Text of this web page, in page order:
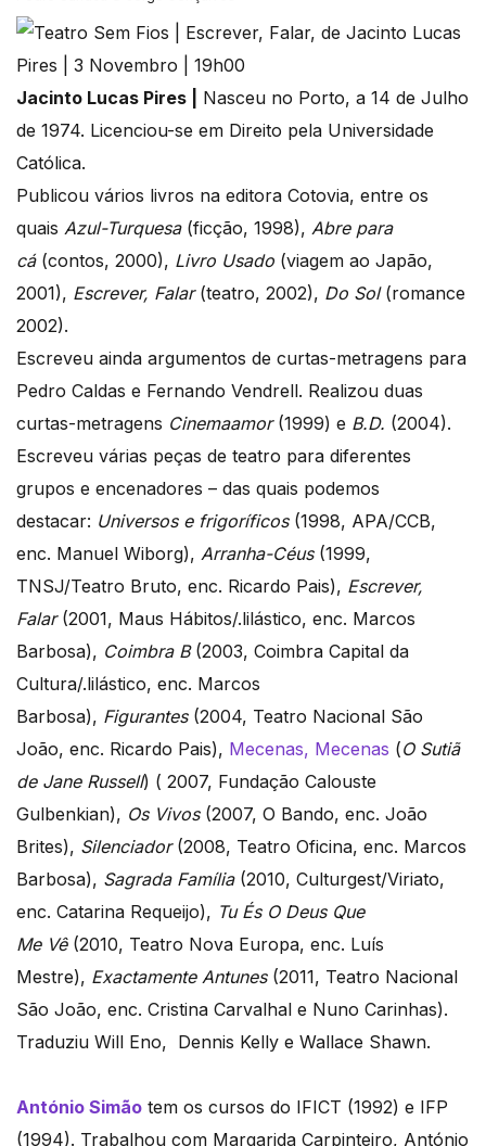
Jacinto Lucas Pires |
Nasceu no Porto, a 14 de Julho
de 1974. Licenciou-se em Direito pela Universidade
Católica.
Publicou vários livros na editora Cotovia, entre os
quais Azul-Turquesa(ficção, 1998), Abre para
cá(contos, 2000), Livro Usado (viagem ao Japão,
2001), Escrever, Falar(teatro, 2002), Do Sol(romance
2002).
Escreveu ainda argumentos de curtas-metragens para
Pedro Caldas e Fernando Vendrell. Realizou duas
curtas-metragens Cinemaamor(1999) e B.D. (2004).
Escreveu várias peças de teatro para diferentes
grupos e encenadores – das quais podemos
destacar: Universos e frigoríficos(1998, APA/CCB,
enc. Manuel Wiborg), Arranha-Céus(1999,
TNSJ/Teatro Bruto, enc. Ricardo Pais), Escrever,
Falar(2001, Maus Hábitos/.lilástico, enc. Marcos
Barbosa), Coimbra B(2003, Coimbra Capital da
Cultura/.lilástico, enc. Marcos
Barbosa), Figurantes(2004, Teatro Nacional São
João, enc. Ricardo Pais), Mecenas, Mecenas (O Sutiã
de Jane Russell) ( 2007, Fundação Calouste
Gulbenkian), Os Vivos(2007, O Bando, enc. João
Brites), Silenciador(2008, Teatro Oficina, enc. Marcos
Barbosa), Sagrada Família(2010, Culturgest/Viriato,
enc. Catarina Requeijo), Tu És O Deus Que
Me Vê (2010, Teatro Nova Europa, enc. Luís
Mestre), Exactamente Antunes(2011, Teatro Nacional
São João, enc. Cristina Carvalhal e Nuno Carinhas).
Traduziu Will Eno, Dennis Kelly e Wallace Shawn.
António Simão tem os cursos do IFICT (1992) e IFP
(1994). Trabalhou com Margarida Carpinteiro, António